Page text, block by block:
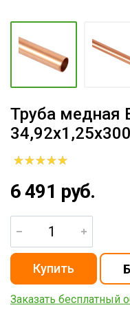
Труба медная
6 491 руб.
Заказать бесплатный